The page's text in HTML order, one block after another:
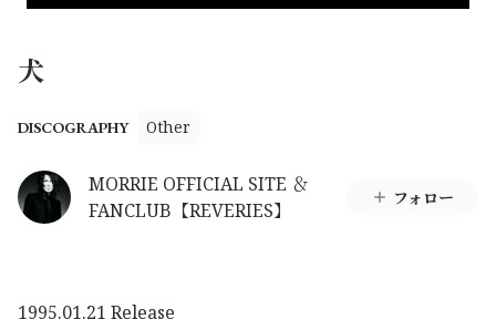
犬
DISCOGRAPHY Other
MORRIE OFFICIAL SITE ＆
FANCLUB【REVERIES】
フォロー
1995.01.21 Release